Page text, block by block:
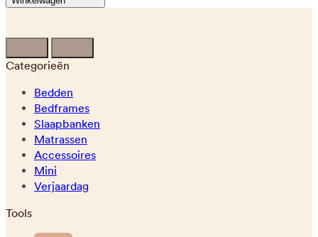
Categorieën
Bedden
Bedframes
Slaapbanken
Matrassen
Accessoires
Mini
Verjaardag
Tools